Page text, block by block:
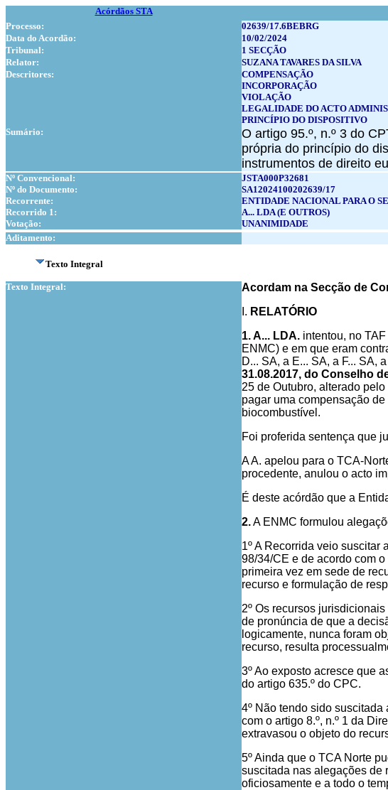
Acórdãos STA
Processo:
02639/17.6BEBRG
Data do Acordão:
10/02/2024
Tribunal:
1 SECÇÃO
Relator:
SUZANA TAVARES DA SILVA
Descritores:
COMPENSAÇÃO
INCORPORAÇÃO
VIOLAÇÃO
LEGALIDADE DO ACTO
PRINCÍPIO DO DISPOSITIVO
Sumário:
O artigo 95.º, n.º 3 do
própria do princípio do
instrumentos de direito
Nº Convencional:
JSTA000P32681
Nº do Documento:
SA12024100202639/17
Recorrente:
ENTIDADE NACIONAL PARA O
Recorrido 1:
A... LDA (E OUTROS)
Votação:
UNANIMIDADE
Aditamento:
Texto Integral
Texto Integral:
Acordam na Secção de
I. RELATÓRIO
1. A... LDA. intentou, no
ENMC) e em que eram
D... SA, a E... SA, a F... SA,
31.08.2017, do Conselho
25 de Outubro, alterado
pagar uma compensação
biocombustível.
Foi proferida sentença que
A A. apelou para o TCA-
procedente, anulou o acto
É deste acórdão que a
2.A ENMC formulou
1º A Recorrida veio suscitar
98/34/CE e de acordo com
primeira vez em sede de
recurso e formulação de
2º Os recursos
de pronúncia de que a
logicamente, nunca foram
recurso, resulta
3º Ao exposto acresce que
do artigo 635.º do CPC.
4º Não tendo sido
com o artigo 8.º, n.º 1 da
extravasou o objeto do
5º Ainda que o TCA Norte
suscitada nas alegações de
oficiosamente e a todo o